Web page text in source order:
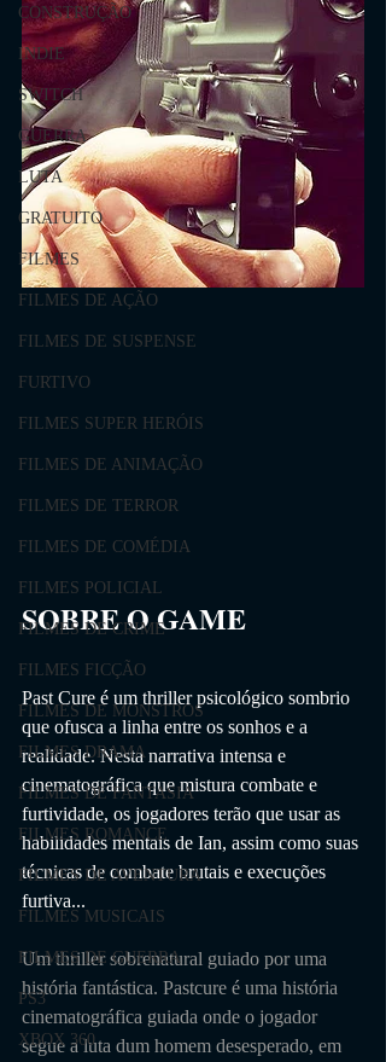
CONSTRUÇÃO
INDIE
SWITCH
GUERRA
LUTA
GRATUITO
FILMES
FILMES DE AÇÃO
FILMES DE SUSPENSE
FURTIVO
FILMES SUPER HERÓIS
FILMES DE ANIMAÇÃO
FILMES DE TERROR
FILMES DE COMÉDIA
FILMES POLICIAL
FILMES DE CRIME
FILMES FICÇÃO
FILMES DE MONSTROS
FILMES DRAMA
FILMES DE FANTASIA
FILMES ROMANCE
FILMES DE AVENTURA
FILMES MUSICAIS
FILMES DE GUERRA
PS3
XBOX 360
SOBRE O GAME
Past Cure é um thriller psicológico sombrio
que ofusca a linha entre os sonhos e a
realidade. Nesta narrativa intensa e
cinematográfica que mistura combate e
furtividade, os jogadores terão que usar as
habilidades mentais de Ian, assim como suas
técnicas de combate brutais e execuções
furtiva...
Um thriller sobrenatural guiado por uma
história fantástica. Pastcure é uma história
cinematográfica guiada onde o jogador
segue a luta dum homem desesperado, em